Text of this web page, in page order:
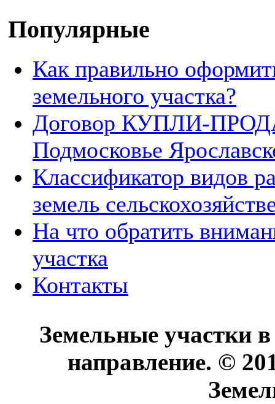
Популярные
Как правильно
земельного участка?
Договор КУПЛИ-
Подмосковье
Классификатор видов
земель
На что обратить
участка
Контакты
Земельные участки
направление. ©